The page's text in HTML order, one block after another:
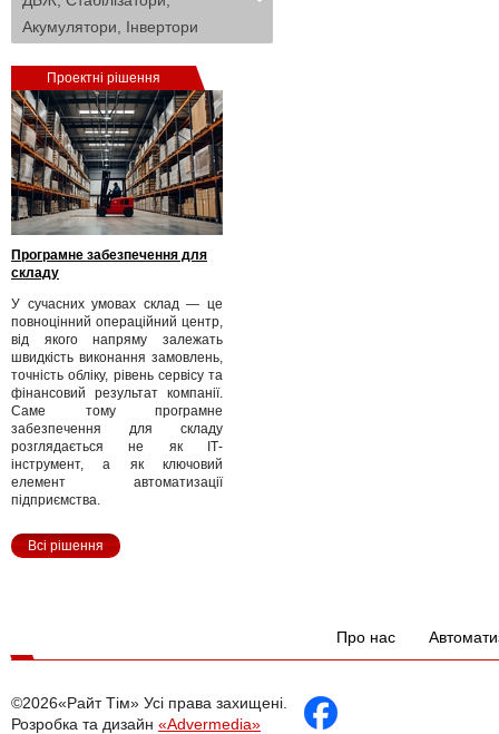
Акумулятори, Інвертори
Проектні рішення
Програмне забезпечення для
складу
У сучасних умовах склад — це
повноцінний операційний центр,
від якого напряму залежать
швидкість виконання замовлень,
точність обліку, рівень сервісу та
фінансовий результат компанії.
Саме тому програмне
забезпечення для складу
розглядається не як ІТ-
інструмент, а як ключовий
елемент автоматизації
підприємства.
Всі рішення
Про нас
©2026«Райт Тім» Усі права захищені.
Розробка та дизайн «Advermedia»